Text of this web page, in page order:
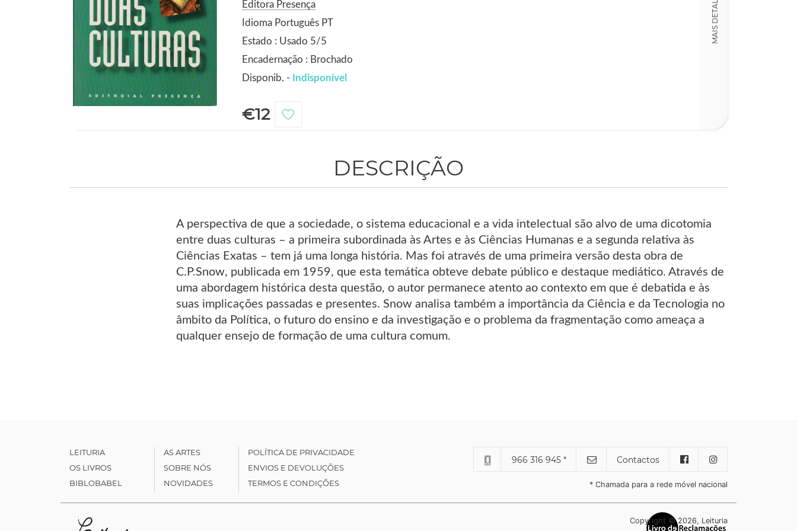
Editora Presença
Idioma Português PT
Estado : Usado 5/5
Encadernação : Brochado
Disponib. - Indisponível
€12
MAIS DETALHES
DESCRIÇÃO
A perspectiva de que a sociedade, o sistema educacional e a vida intelectual são alvo de uma dicotomia
entre duas culturas – a primeira subordinada às Artes e às Ciências Humanas e a segunda relativa às
Ciências Exatas – tem já uma longa história. Mas foi através de uma primeira versão desta obra de
C.P.Snow, publicada em 1959, que esta temática obteve debate público e destaque mediático. Através de
uma abordagem histórica desta questão, o autor permanece atento ao contexto em que é debatida e às
suas implicações passadas e presentes. Snow analisa também a importância da Ciência e da Tecnologia no
âmbito da Política, o futuro do ensino e da investigação e o problema da fragmentação como ameaça a
qualquer ensejo de formação de uma cultura comum.
LEITURIA
OS LIVROS
BIBLOBABEL
AS ARTES
SOBRE NÓS
NOVIDADES
POLÍTICA DE PRIVACIDADE
ENVIOS E DEVOLUÇÕES
TERMOS E CONDIÇÕES
966 316 945 * Contactos
* Chamada para a rede móvel nacional
Copyright © 2026, Leituria